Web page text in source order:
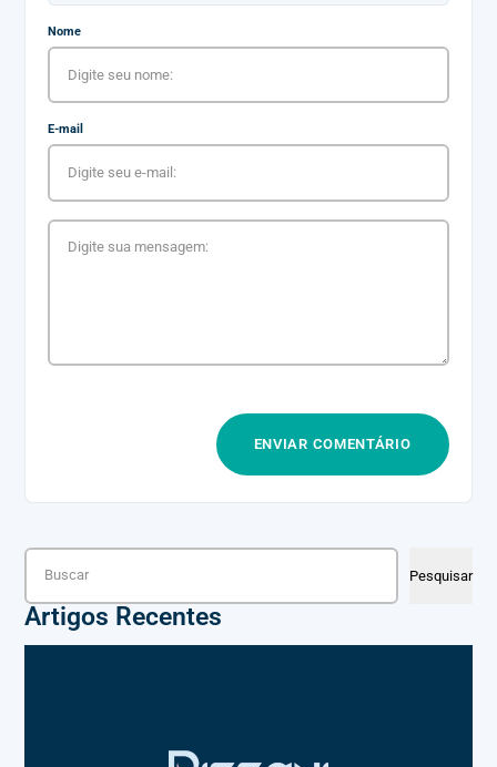
Nome
E-mail
Pesquisar
Artigos Recentes